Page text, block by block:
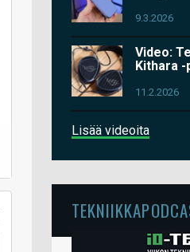
9.3.2026
Video:
Kithara
11.2.2026
Lisää videoita